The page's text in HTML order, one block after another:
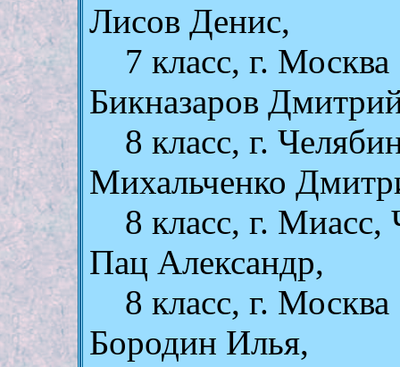
Лисов Денис,
7 клаcc, г. Москва
Бикназаров
8 клаcc, г.
Михальченко
8 клаcc, г. Миасс,
Пац Александр,
8 клаcc, г. Москва
Бородин Илья,